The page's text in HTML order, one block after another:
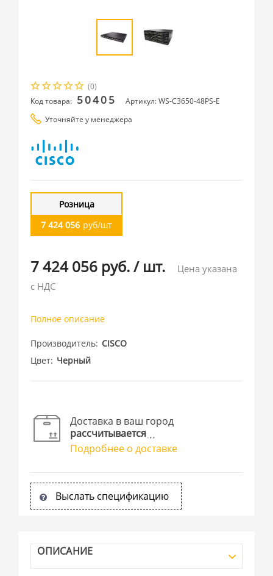
(0)
Код товара: 50405
Артикул: WS-C3650-48PS-E
Уточняйте у менеджера
Розница
7 424 056 руб/шт
7 424 056 руб./ шт.
Цена указана
с НДС
Полное описание
Производитель CISCO
Цвет Черный
Доставка в ваш город
рассчитывается
Подробнее о доставке
Выслать спецификацию
ОПИСАНИЕ